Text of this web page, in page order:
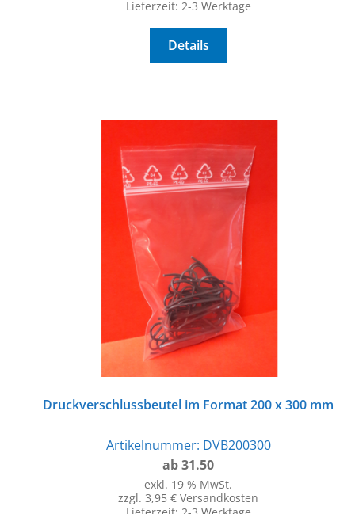
Lieferzeit: 2-3 Werktage
Details
Druckverschlussbeutel im Format 200 x 300 mm
Artikelnummer: DVB200300
ab 31.50
exkl. 19 % MwSt.
zzgl. 3,95 € Versandkosten